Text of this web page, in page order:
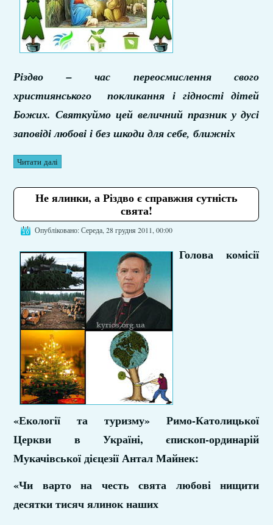
Різдво – час переосмислення свого
християнського покликання і гідності дітей
Божих. Святкуймо цей величний празник у дусі
заповіді любові і без шкоди для себе, ближніх
Читати далі
Не ялинки, а Різдво є справжня сутність
свята!
Опубліковано: Середа, 28 грудня 2011, 00:00
Голова комісії
«Екології та туризму» Римо-Католицької
Церкви в Україні, єпископ-ординарій
Мукачівської дієцезії Антал Майнек:
«Чи варто на честь свята любові нищити
десятки тисяч ялинок наших